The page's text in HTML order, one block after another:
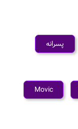
پسرانه
Movic